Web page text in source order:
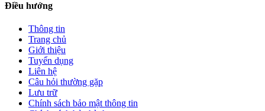
Điều hướng
Thông tin
Trang chủ
Giới thiệu
Tuyển dụng
Liên hệ
Câu hỏi thường gặp
Lưu trữ
Chính sách bảo mật thông tin